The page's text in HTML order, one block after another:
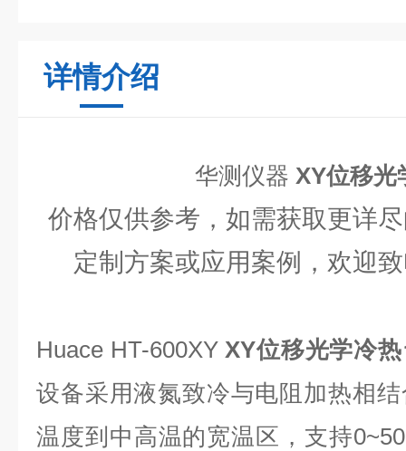
详情介绍
华测仪器 XY位移光
价格仅供参考，如需获取更详
定制方案或应用案例，欢迎
Huace HT-600XYXY位移光学冷
设备采用液氮致冷与电阻加热相
温度到中高温的宽温区，支持